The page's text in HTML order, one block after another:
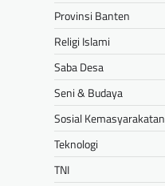
Provinsi Banten
Religi Islami
Saba Desa
Seni & Budaya
Sosial Kemasyarakatan
Teknologi
TNI